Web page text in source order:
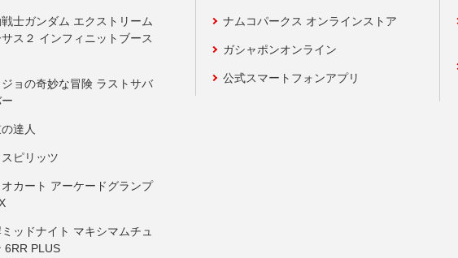
士ガンダム エクストリーム
ス２ インフィニットブース
ョの奇妙な冒険 ラストサバ
達人
ピリッツ
カート アーケードグランプ
ッドナイト マキシマムチュ
6RR PLUS
ナムコパークス オンラインストア
ガシャポンオンライン
公式スマートフォンアプリ